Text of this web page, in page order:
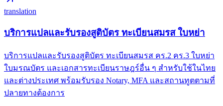
translation
บริการแปลและรับรองสูติบัตร ทะเบียนสมรส ใบหย่า
บริการแปลและรับรองสูติบัตร ทะเบียนสมรส คร.2 คร.3 ใบหย่า
ใบมรณบัตร และเอกสารทะเบียนราษฎร์อื่น ๆ สำหรับใช้ในไทย
และต่างประเทศ พร้อมรับรอง Notary, MFA และสถานทูตตามที่
ปลายทางต้องการ